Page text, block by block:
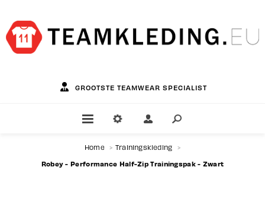
GROOTSTE TEAMWEAR SPECIALIST
Home > Trainingskleding >
Robey - Performance Half-Zip Trainingspak - Zwart